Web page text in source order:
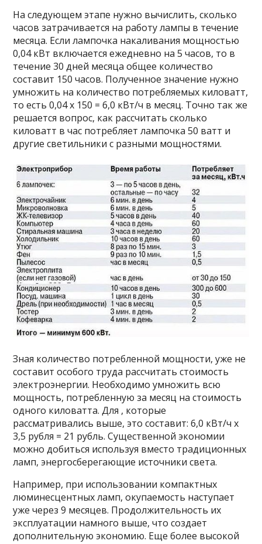
На следующем этапе нужно вычислить, сколько
часов затрачивается на работу лампы в течение
месяца. Если лампочка накаливания мощностью
0,04 кВт включается ежедневно на 5 часов, то в
течение 30 дней месяца общее количество
составит 150 часов. Полученное значение нужно
умножить на количество потребляемых киловатт,
то есть 0,04 х 150 = 6,0 кВт/ч в месяц. Точно так же
решается вопрос, как рассчитать сколько
киловатт в час потребляет лампочка 50 ватт и
другие светильники с разными мощностями.
Зная количество потребленной мощности, уже не
составит особого труда рассчитать стоимость
электроэнергии. Необходимо умножить всю
мощность, потребленную за месяц на стоимость
одного киловатта. Для , которые
рассматривались выше, это составит: 6,0 кВт/ч х
3,5 рубля = 21 рубль. Существенной экономии
можно добиться используя вместо традиционных
ламп, энергосберегающие источники света.
Например, при использовании компактных
люминесцентных ламп, окупаемость наступает
уже через 9 месяцев. Продолжительность их
эксплуатации намного выше, что создает
дополнительную экономию. Еще более высокой